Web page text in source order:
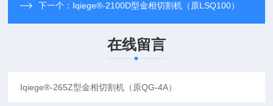
下一个： Iqiege®-2100D型金相切割机（原LSQ100）
在线留言